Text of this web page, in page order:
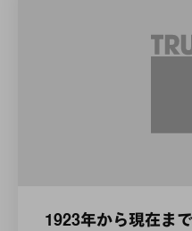
1923年から現在まで